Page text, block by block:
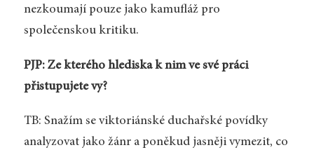
nezkoumají pouze jako kamufláž pro
společenskou kritiku.
PJP: Ze kterého hlediska k nim ve své práci
přistupujete vy?
TB: Snažím se viktoriánské duchařské povídky
analyzovat jako žánr a poněkud jasněji vymezit, co